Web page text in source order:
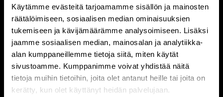
Käytämme evästeitä tarjoamamme sisällön ja mainosten
räätälöimiseen, sosiaalisen median ominaisuuksien
tukemiseen ja kävijämäärämme analysoimiseen. Lisäksi
jaamme sosiaalisen median, mainosalan ja analytiikka-
alan kumppaneillemme tietoja siitä, miten käytät
sivustoamme. Kumppanimme voivat yhdistää näitä
tietoja muihin tietoihin, joita olet antanut heille tai joita on
kerätty, kun olet käyttänyt heidän palvelujaan.
e
t
o
a
m
e
i
Tietoa meistä
m
i
s
e
t
Ihmiset
V
i
s
Visio & strategia
L
i
i
Liiketoimintamalli